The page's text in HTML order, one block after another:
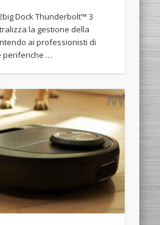
Dock Thunderbolt™ 3
la gestione della
ai professionisti di
periferiche …